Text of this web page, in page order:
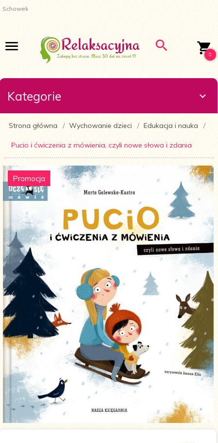
Schowek
0
Kategorie
Strona główna Wychowanie dzieci Edukacja i nauka
Pucio i ćwiczenia z mówienia, czyli nowe słowa i zdania
Promocja